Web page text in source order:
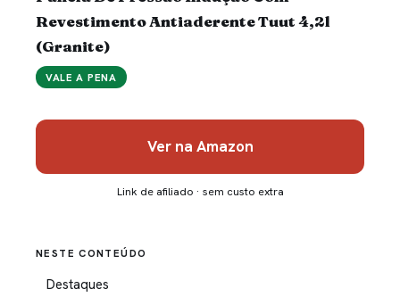
Revestimento Antiaderente Tuut 4,2l
(Granite)
VALE A PENA
Ver na Amazon
Link de afiliado · sem custo extra
NESTE CONTEÚDO
Destaques